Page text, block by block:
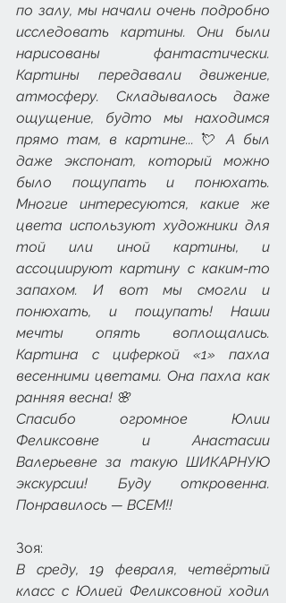
по залу, мы начали очень подробно
исследовать картины. Они были
нарисованы фантастически.
Картины передавали движение,
атмосферу. Складывалось даже
ощущение, будто мы находимся
прямо там, в картине...💘 А был
даже экспонат, который можно
было пощупать и понюхать.
Многие интересуются, какие же
цвета используют художники для
той или иной картины, и
ассоциируют картину с каким-то
запахом. И вот мы смогли и
понюхать, и пощупать! Наши
мечты опять воплощались.
Картина с циферкой «1» пахла
весенними цветами. Она пахла как
ранняя весна! 🌸
Спасибо огромное Юлии
Феликсовне и Анастасии
Валерьевне за такую ШИКАРНУЮ
экскурсии! Буду откровенна.
Понравилось — ВСЕМ!!
Зоя:
В среду, 19 февраля, четвёртый
класс с Юлией Феликсовной ходил